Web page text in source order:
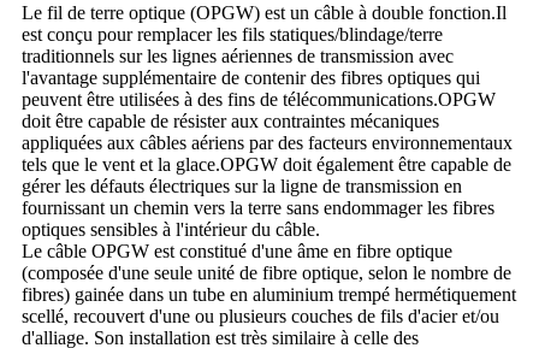
Le fil de terre optique (OPGW) est un câble à double fonction.Il
est conçu pour remplacer les fils statiques/blindage/terre
traditionnels sur les lignes aériennes de transmission avec
l'avantage supplémentaire de contenir des fibres optiques qui
peuvent être utilisées à des fins de télécommunications.OPGW
doit être capable de résister aux contraintes mécaniques
appliquées aux câbles aériens par des facteurs environnementaux
tels que le vent et la glace.OPGW doit également être capable de
gérer les défauts électriques sur la ligne de transmission en
fournissant un chemin vers la terre sans endommager les fibres
optiques sensibles à l'intérieur du câble.
Le câble OPGW est constitué d'une âme en fibre optique
(composée d'une seule unité de fibre optique, selon le nombre de
fibres) gainée dans un tube en aluminium trempé hermétiquement
scellé, recouvert d'une ou plusieurs couches de fils d'acier et/ou
d'alliage. Son installation est très similaire à celle des